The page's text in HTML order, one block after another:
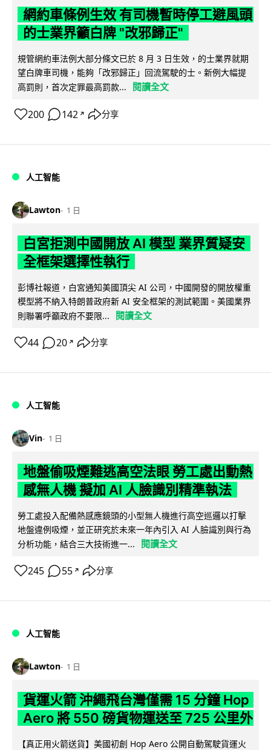
網約車條例生效 有司機暫時停工避風頭
的士業界籲白牌 "改邪歸正"
規管網約車法例大部分條文已於 8 月 3 日生效，的士業界就期
望白牌車司機，能夠「改邪歸正」回流駕駛的士。新例大幅提
高罰則，首次定罪最高罰款...
閱讀全文
200 142 ↗ 分享
人工智能
Lawton 1 日
白宮拒測中國開放 AI 模型 業界質疑安
全框架選擇性執行
彭博社報道，白宮通知美國頂尖 AI 公司，中國開發的開放權重
模型將不納入特朗普政府新 AI 安全框架的測試範圍。美國業界
則聯署呼籲政府不要限...
閱讀全文
44 20 ↗ 分享
人工智能
Vin 1 日
地盤偷吸煙難逃高空法眼 勞工處出動熱
感無人機 擬加 AI 人臉識別精準執法
勞工處投入配備熱感應鏡頭的小型無人機進行高空巡邏以打擊
地盤違例吸煙，並正研究於未來一年內引入 AI 人臉識別與行為
分析功能，結合三大技術進一...
閱讀全文
245 55 ↗ 分享
人工智能
Lawton 1 日
貨運火箭 沖繩飛台灣僅需 15 分鐘 Hop
Aero 將 550 磅貨物運送至 725 公里外
【真正用火箭送貨】美國初創 Hop Aero 公開自動駕駛貨運火